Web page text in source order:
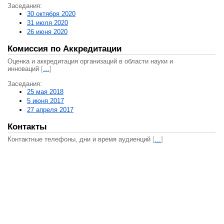
Заседания:
30 октября 2020
31 июля 2020
26 июня 2020
Комиссия по Аккредитации
Оценка и аккредитация организаций в области науки и
инноваций […]
Заседания:
25 мая 2018
5 июня 2017
27 апреля 2017
Контакты
Контактные телефоны, дни и время аудиенций […]